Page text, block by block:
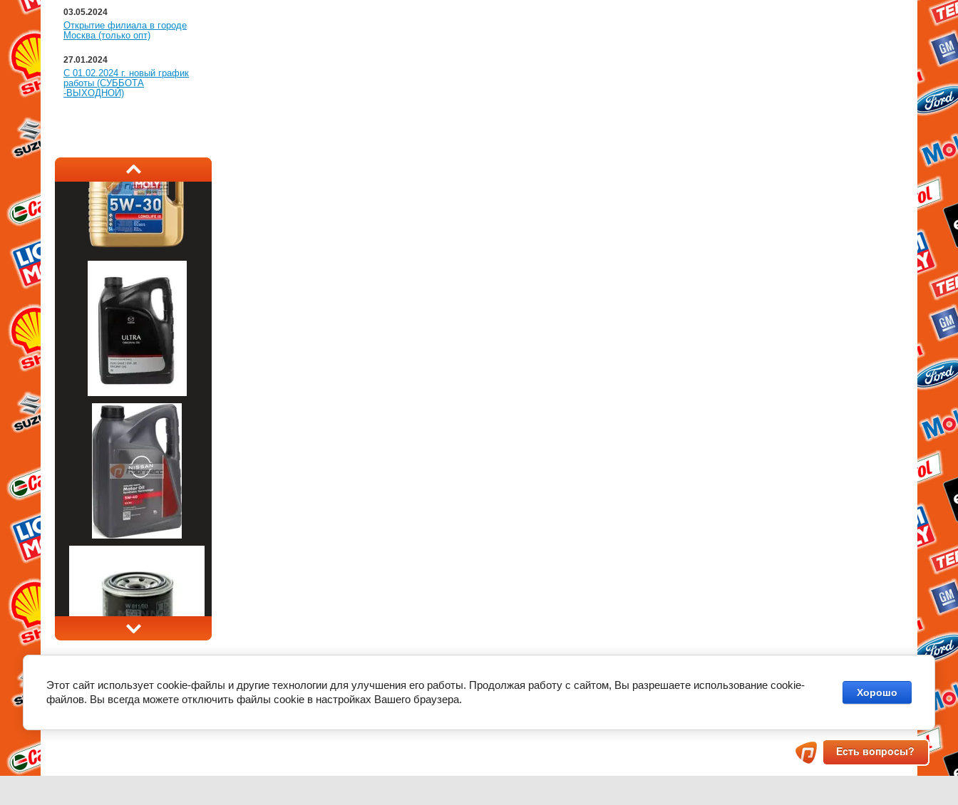
03.05.2024
Открытие филиала в городе
Москва (только опт)
27.01.2024
С 01.02.2024 г. новый график
работы (СУББОТА
-ВЫХОДНОЙ)
Этот сайт использует cookie-файлы и другие технологии для улучшения его работы. Продолжая работу с сайтом, Вы разрешаете использование cookie-
файлов. Вы всегда можете отключить файлы cookie в настройках Вашего браузера.
Хорошо